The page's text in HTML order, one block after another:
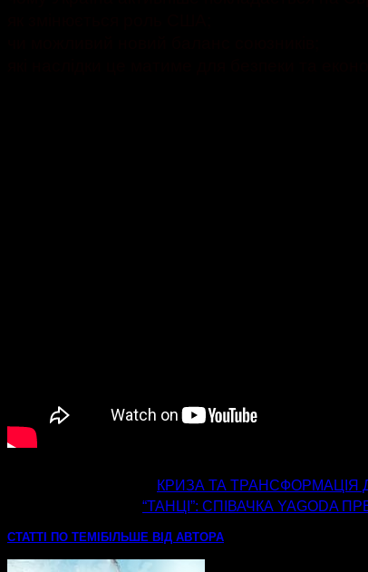
КРИЗА ТА ТРАНСФОРМАЦІЯ
“ТАНЦІ”: СПІВАЧКА YAGODA
СТАТТІ ПО ТЕМІ БІЛЬШЕ ВІД АВТОРА